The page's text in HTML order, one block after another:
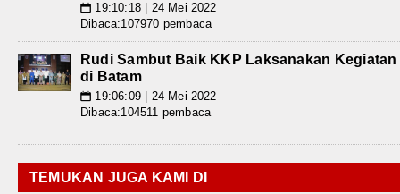
📅 19:10:18 | 24 Mei 2022
Dibaca:107970 pembaca
Rudi Sambut Baik KKP Laksanakan Kegiatan
di Batam
📅 19:06:09 | 24 Mei 2022
Dibaca:104511 pembaca
TEMUKAN JUGA KAMI DI